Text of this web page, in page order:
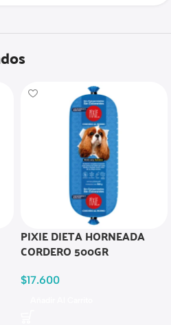
PIXIE DIETA HORNEADA
CORDERO 500GR
$17.600